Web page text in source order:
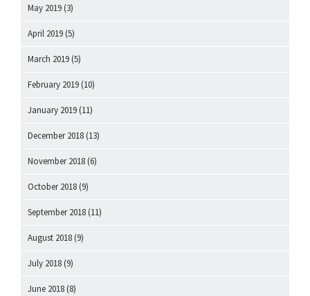
May 2019 (3)
April 2019 (5)
March 2019 (5)
February 2019 (10)
January 2019 (11)
December 2018 (13)
November 2018 (6)
October 2018 (9)
September 2018 (11)
August 2018 (9)
July 2018 (9)
June 2018 (8)